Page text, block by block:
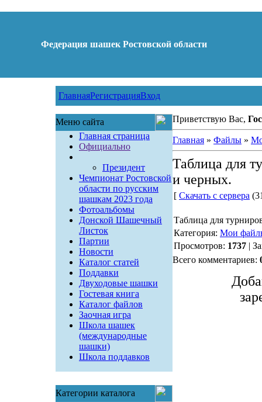
Федерация шашек Ростовской области
ГлавнаяРегистрацияВход
Меню сайта
Главная страница
Официально
Президент
Чемпионат Ростовской
области по русским
шашкам 2023 года
Фотоальбомы
Донской Шашечный
Листок
Партии
Новости
Каталог статей
Поддавки
Двуходовые шашки
Гостевая книга
Каталог файлов
Заочная игра
Школа шашек
(международные
шашки)
Школа поддавков
Категории каталога
Приветствую Вас,
Главная» Файлы»
Таблица для
и черных.
[ Скачать с сервера
Таблица для
Категория: Мои
Просмотров: 1737|
Всего комментариев: